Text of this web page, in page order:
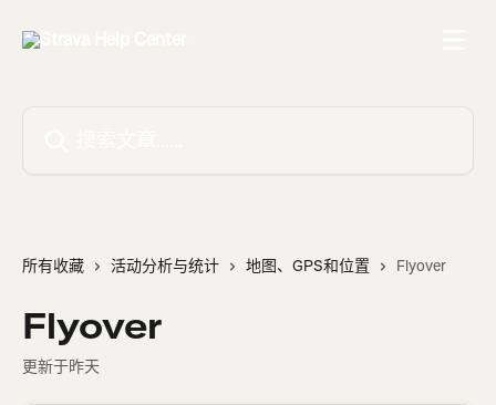
所有收藏 活动分析与统计 地图、GPS和位置 Flyover
Flyover
更新于昨天